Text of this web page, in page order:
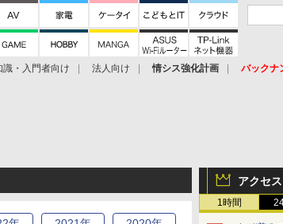
識・入門者向け 法人向け 情シス強化計画
バックナ
アクセ
1時間